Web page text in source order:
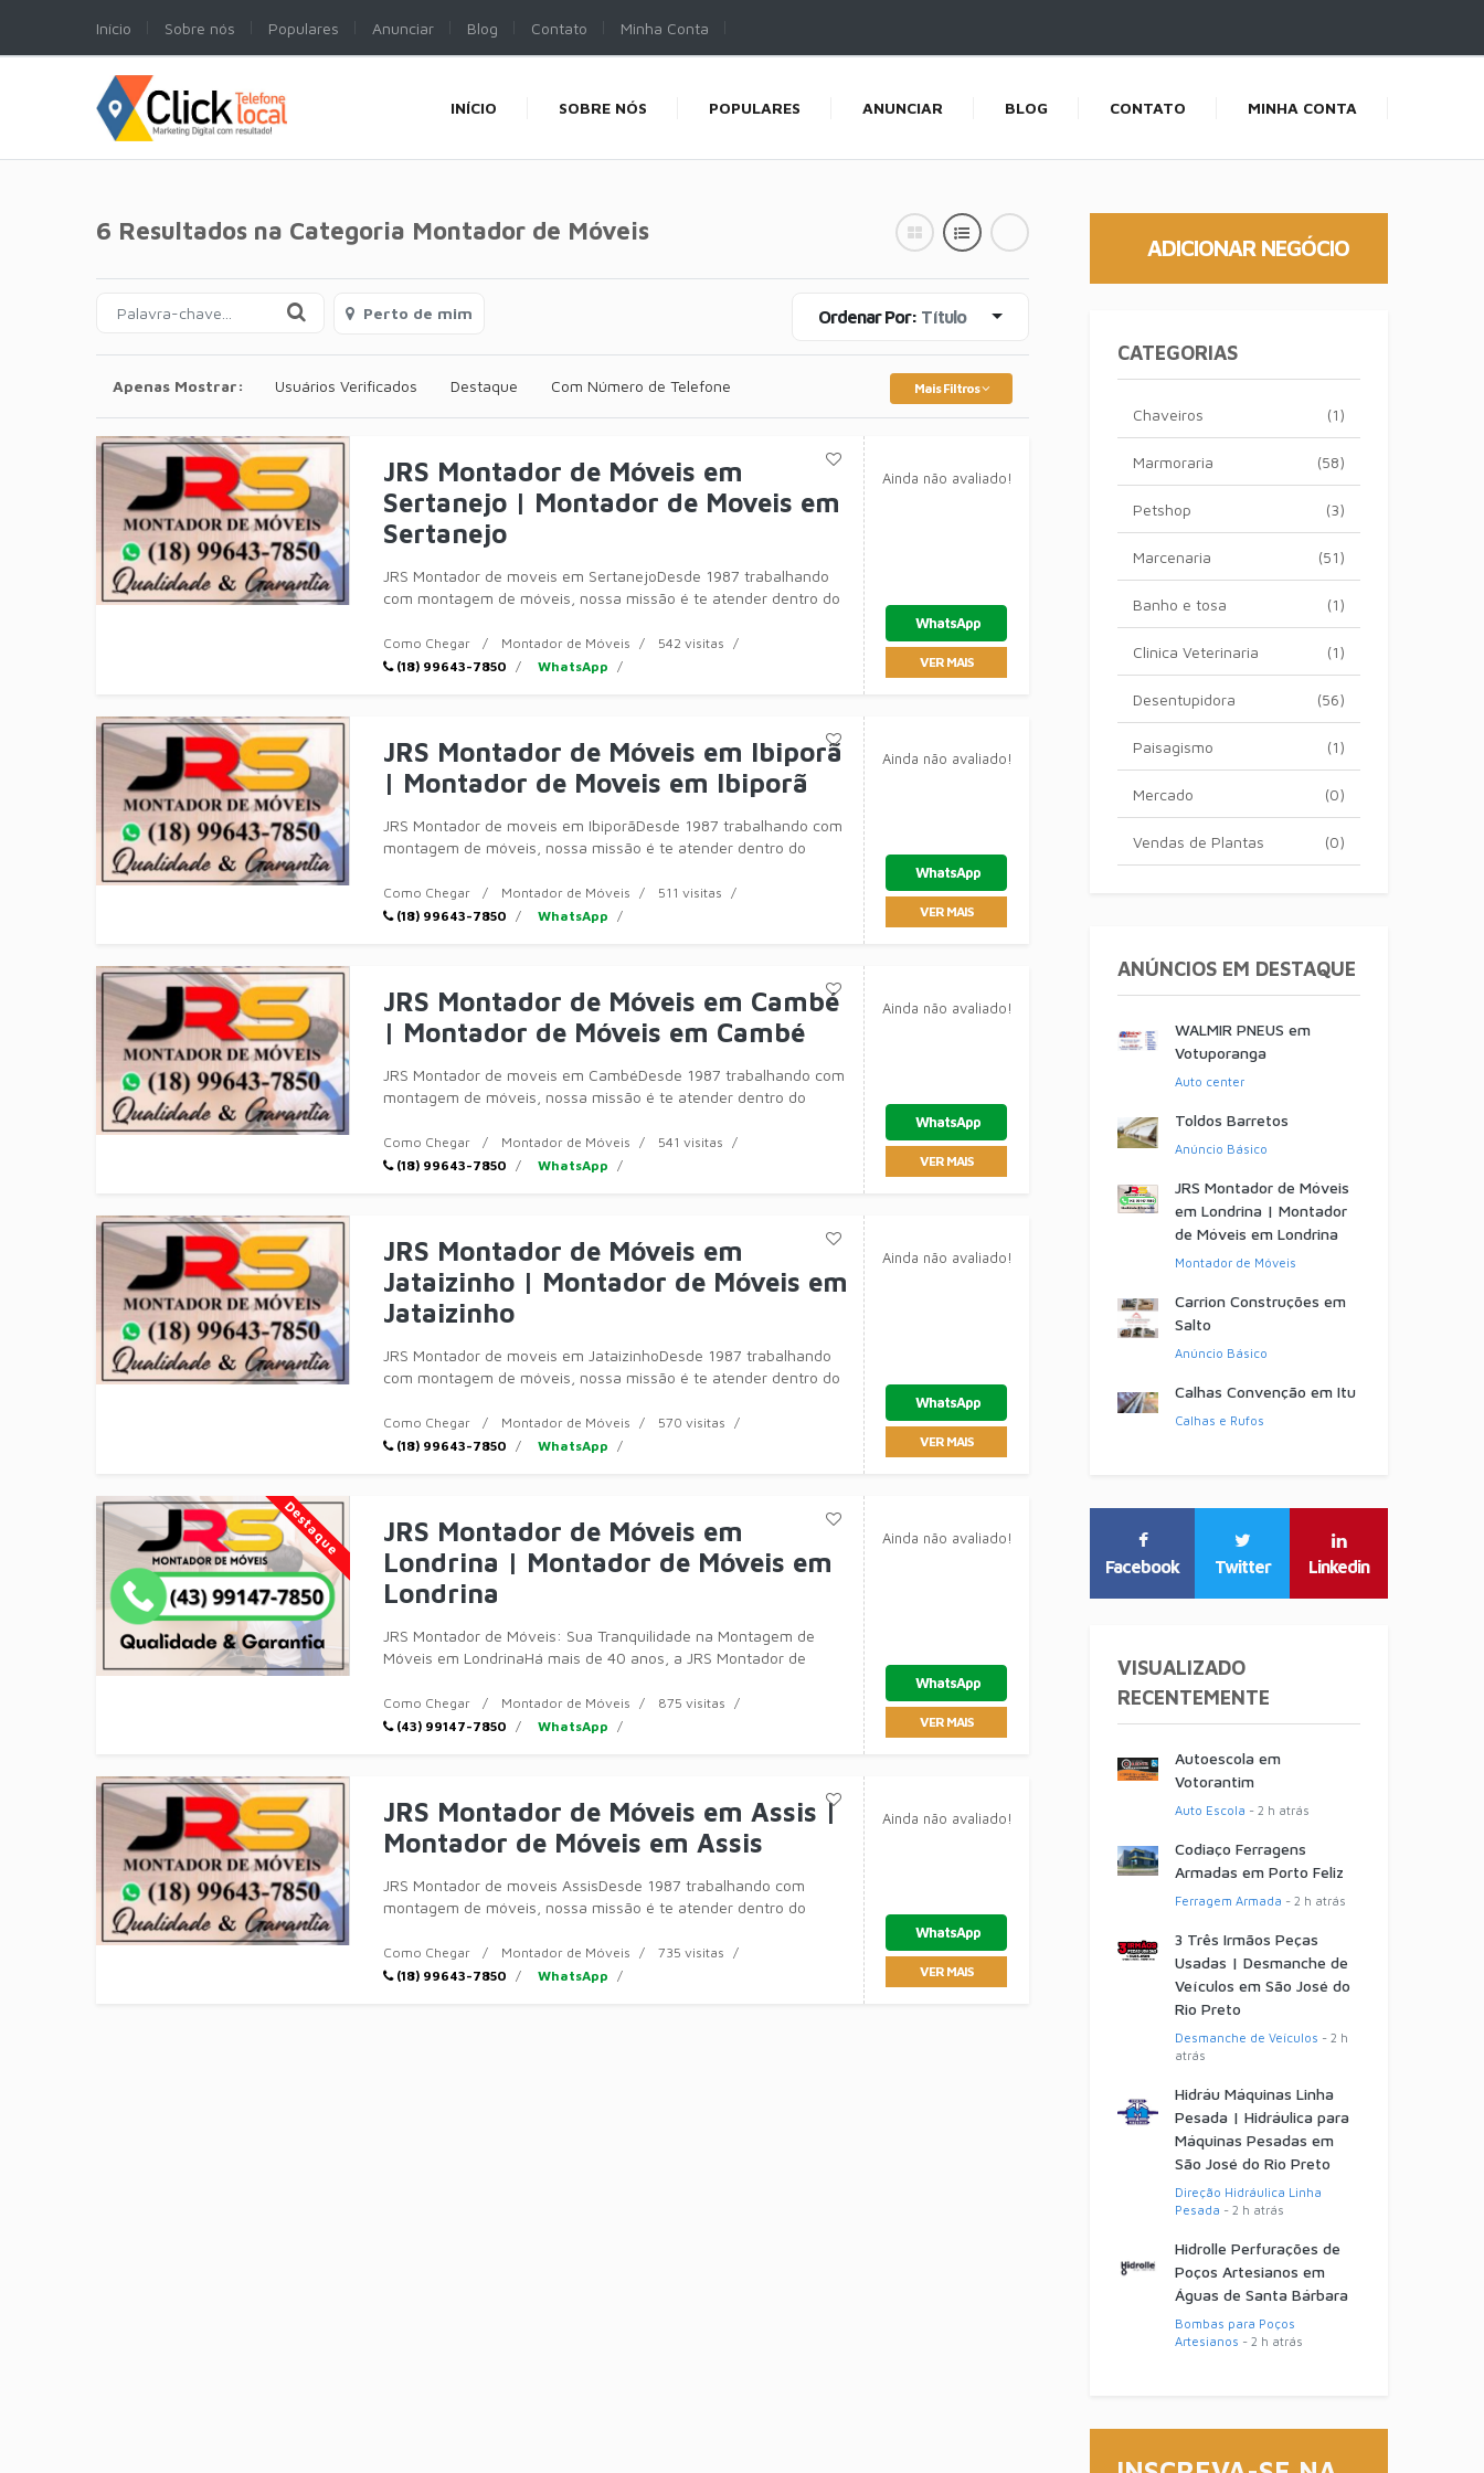
Início Sobre nós Populares Anunciar Blog Contato Minha Conta
INÍCIO SOBRE NÓS POPULARES ANUNCIAR BLOG CONTATO MINHA CONTA
6 Resultados na Categoria Montador de Móveis
Perto de mim Ordenar Por: Título
Apenas Mostrar: Usuários Verificados Destaque Com Número de Telefone Mais Filtros
JRS Montador de Móveis em
Sertanejo | Montador de Moveis em
Sertanejo
JRS Montador de moveis em SertanejoDesde 1987 trabalhando
com montagem de móveis, nossa missão é te atender dentro do
Como Chegar Montador de Móveis
542 visitas
(18) 99643-7850
WhatsApp
Ainda não avaliado!
WhatsApp
VER MAIS
JRS Montador de Móveis em Ibiporã
| Montador de Moveis em Ibiporã
JRS Montador de moveis em IbiporãDesde 1987 trabalhando com
montagem de móveis, nossa missão é te atender dentro do
Como Chegar Montador de Móveis
511 visitas
(18) 99643-7850
WhatsApp
Ainda não avaliado!
WhatsApp
VER MAIS
JRS Montador de Móveis em Cambé
| Montador de Móveis em Cambé
JRS Montador de moveis em CambéDesde 1987 trabalhando com
montagem de móveis, nossa missão é te atender dentro do
Como Chegar Montador de Móveis
541 visitas
(18) 99643-7850
WhatsApp
Ainda não avaliado!
WhatsApp
VER MAIS
JRS Montador de Móveis em
Jataizinho | Montador de Móveis em
Jataizinho
JRS Montador de moveis em JataizinhoDesde 1987 trabalhando
com montagem de móveis, nossa missão é te atender dentro do
Como Chegar Montador de Móveis
570 visitas
(18) 99643-7850
WhatsApp
Ainda não avaliado!
WhatsApp
VER MAIS
Destaque
JRS Montador de Móveis em
Londrina | Montador de Móveis em
Londrina
JRS Montador de Móveis: Sua Tranquilidade na Montagem de
Móveis em LondrinaHá mais de 40 anos, a JRS Montador de
Como Chegar Montador de Móveis
875 visitas
(43) 99147-7850
WhatsApp
Ainda não avaliado!
WhatsApp
VER MAIS
JRS Montador de Móveis em Assis |
Montador de Móveis em Assis
JRS Montador de moveis AssisDesde 1987 trabalhando com
montagem de móveis, nossa missão é te atender dentro do
Como Chegar Montador de Móveis
735 visitas
(18) 99643-7850
WhatsApp
Ainda não avaliado!
WhatsApp
VER MAIS
ADICIONAR NEGÓCIO
CATEGORIAS
(1)
Chaveiros
(58)
Marmoraria
(3)
Petshop
(51)
Marcenaria
(1)
Banho e tosa
(1)
Clinica Veterinaria
(56)
Desentupidora
(1)
Paisagismo
(0)
Mercado
(0)
Vendas de Plantas
ANÚNCIOS EM DESTAQUE
WALMIR PNEUS em
Votuporanga
Auto center
Toldos Barretos
Anúncio Básico
JRS Montador de Móveis
em Londrina | Montador
de Móveis em Londrina
Montador de Móveis
Carrion Construções em
Salto
Anúncio Básico
Calhas Convenção em Itu
Calhas e Rufos
Facebook Twitter Linkedin
VISUALIZADO
RECENTEMENTE
Autoescola em
Votorantim
Auto Escola - 2 h atrás
Codiaço Ferragens
Armadas em Porto Feliz
Ferragem Armada - 2 h atrás
3 Três Irmãos Peças
Usadas | Desmanche de
Veículos em São José do
Rio Preto
Desmanche de Veículos - 2 h
atrás
Hidráu Máquinas Linha
Pesada | Hidráulica para
Máquinas Pesadas em
São José do Rio Preto
Direção Hidráulica Linha
Pesada - 2 h atrás
Hidrolle Perfurações de
Poços Artesianos em
Águas de Santa Bárbara
Bombas para Poços
Artesianos - 2 h atrás